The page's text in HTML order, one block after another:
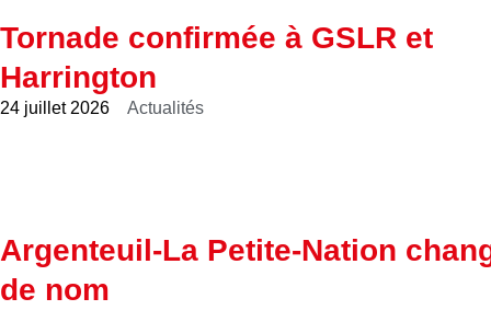
Tornade confirmée à GSLR et
Harrington
24 juillet 2026 Actualités
Argenteuil-La Petite-Nation
de nom